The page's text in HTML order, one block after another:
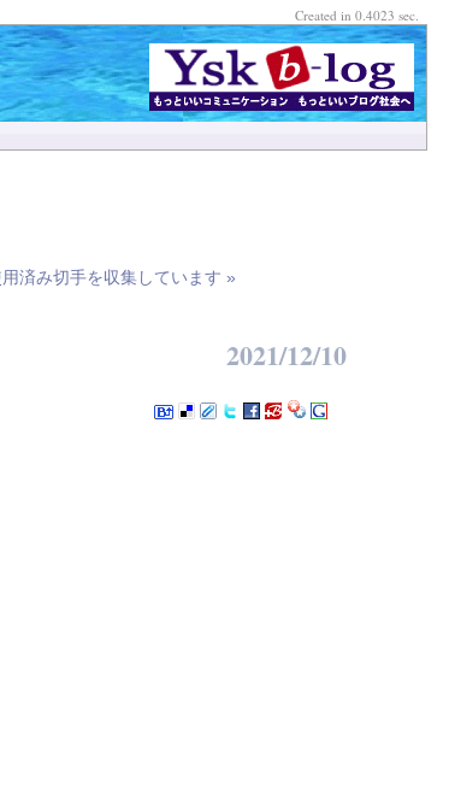
済み切手を収集しています »
2021/12/10
Created in 0.4023 sec.